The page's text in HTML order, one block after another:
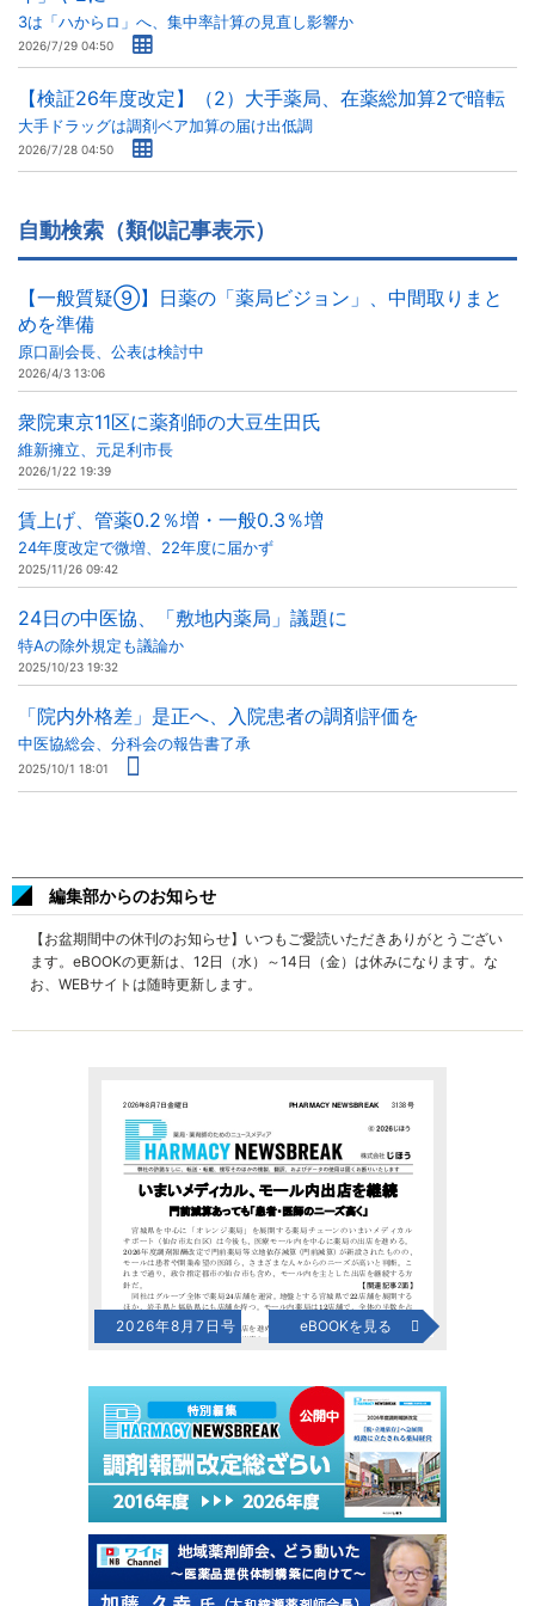
3は「ハからロ」へ、集中率計算の見直し影響か
2026/7/29 04:50
【検証26年度改定】（2）大手薬局、在薬総加算2で暗転
大手ドラッグは調剤ベア加算の届け出低調
2026/7/28 04:50
自動検索（類似記事表示）
【一般質疑⑨】日薬の「薬局ビジョン」、中間取りまと
めを準備
原口副会長、公表は検討中
2026/4/3 13:06
衆院東京11区に薬剤師の大豆生田氏
維新擁立、元足利市長
2026/1/22 19:39
賃上げ、管薬0.2％増・一般0.3％増
24年度改定で微増、22年度に届かず
2025/11/26 09:42
24日の中医協、「敷地内薬局」議題に
特Aの除外規定も議論か
2025/10/23 19:32
「院内外格差」是正へ、入院患者の調剤評価を
中医協総会、分科会の報告書了承
2025/10/1 18:01
編集部からのお知らせ
【お盆期間中の休刊のお知らせ】いつもご愛読いただきありがとうござい
ます。eBOOKの更新は、12日（水）～14日（金）は休みになります。な
お、WEBサイトは随時更新します。
2026年8月7日号 eBOOKを見る